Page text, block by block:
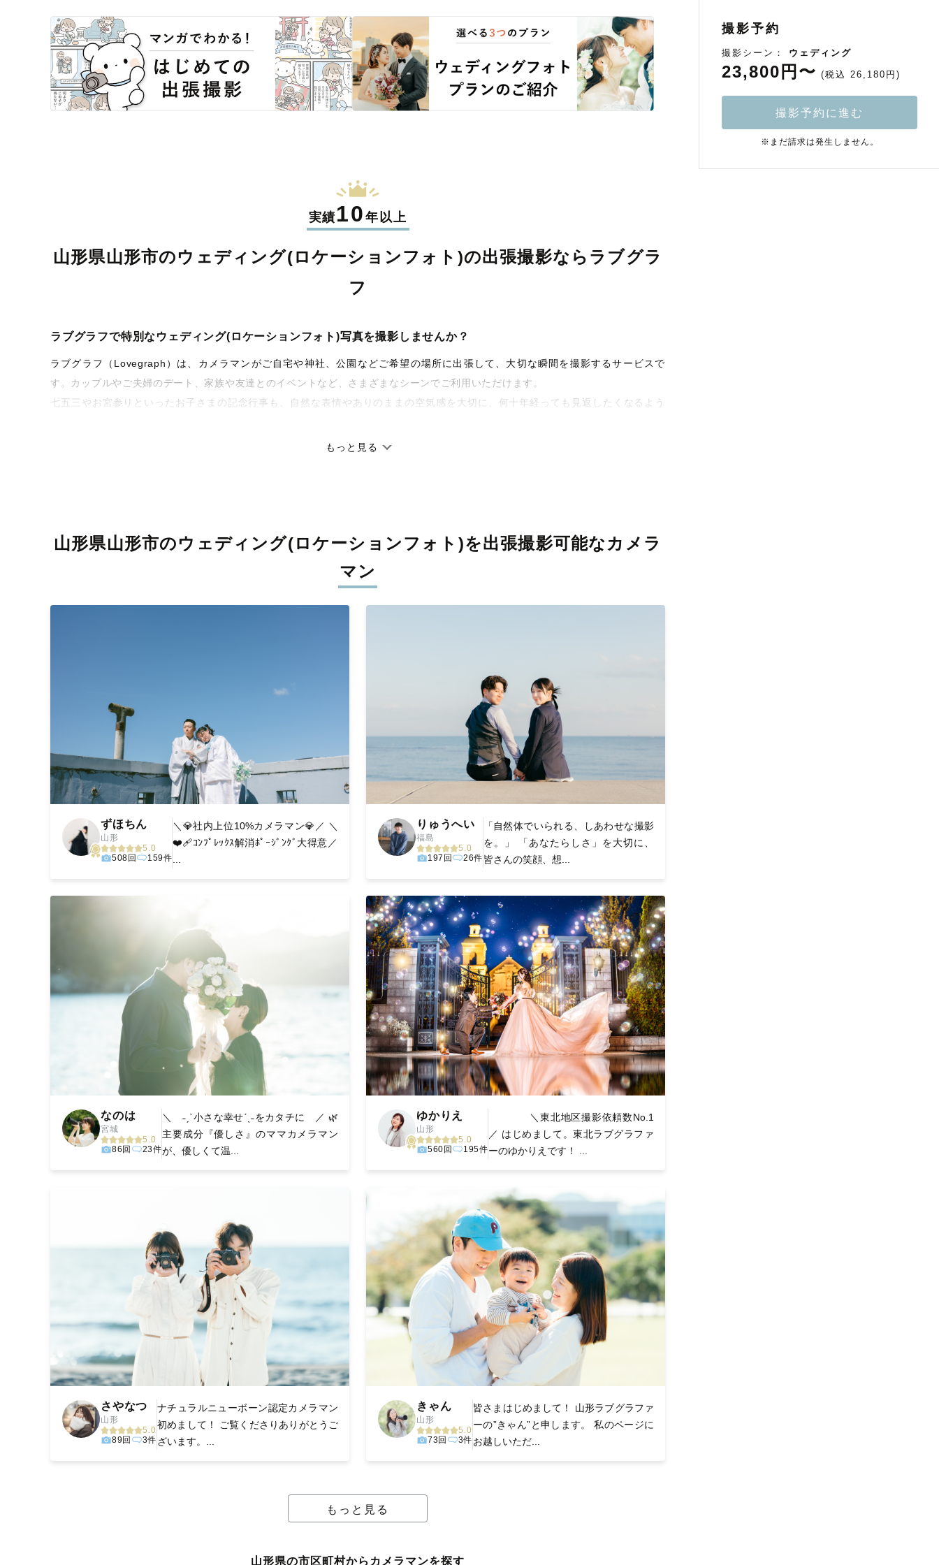
実績10年以上
山形県山形市のウェディング(ロケーションフォト)の出張撮影なら ラブグラ
フ
ラブグラフで特別なウェディング(ロケーションフォト)写真を撮影しませんか？
ラブグラフ（Lovegraph）は、カメラマンがご自宅や神社、公園などご希望の場所に出張して、大切な瞬間を撮影するサービスで
す。カップルやご夫婦のデート、家族や友達とのイベントなど、さまざまなシーンでご利用いただけます。
七五三やお宮参りといったお子さまの記念行事も、自然な表情やありのままの空気感を大切に、何十年経っても見返したくなるよう
丁寧なレタッチで思い出を美しく仕上げます
撮影後は、独自の編集技術で写真の明るさや色合いを丁寧に調整。自然な雰囲気を残しつつも、おしゃれで洗練された仕上がりに。
きっと「こんな写真を撮ってほしかった！」と思える一枚に出会えます。まずは、ラブグラフの
もっと見る
山形県山形市のウェディング(ロケーションフォト)を出張撮影可能なカメラ
マン
ずほちん
山形
5.0
508回
159件
＼💎社内上位10%カメラマン💎／ ＼
❤️‍🩹ｺﾝﾌﾟﾚｯｸｽ解消ﾎﾟｰｼﾞﾝｸﾞ大得意／
...
りゅうへい
福島
5.0
197回
26件
「自然体でいられる、しあわせな撮影
を。」 「あなたらしさ」を大切に、
皆さんの笑顔、想...
なのは
宮城
5.0
86回
23件
＼ ˗ˏˋ小さな幸せˊˎ˗をカタチに ／ 🌿
主要成分『優しさ』のママカメラマン
が、優しくて温...
ゆかりえ
山形
5.0
560回
195件
＼東北地区撮影依頼数No.1
／ はじめまして。東北ラブグラファ
ーのゆかりえです！ ...
さやなつ
山形
5.0
89回
3件
ナチュラルニューボーン認定カメラマン
初めまして！ ご覧くださりありがとうご
ざいます。...
きゃん
山形
5.0
73回
3件
皆さまはじめまして！ 山形ラブグラファ
ーの”きゃん”と申します。 私のページに
お越しいただ...
もっと見る
山形県の市区町村からカメラマンを探す
撮影予約
撮影シーン： ウェディング
23,800円〜 (税込 26,180円)
撮影予約に進む
※まだ請求は発生しません。